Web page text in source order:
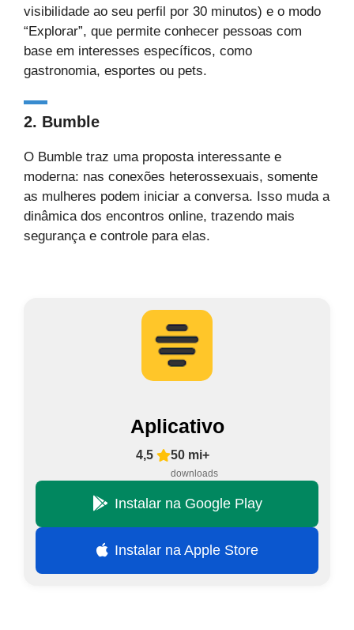
visibilidade ao seu perfil por 30 minutos) e o modo
“Explorar”, que permite conhecer pessoas com
base em interesses específicos, como
gastronomia, esportes ou pets.
2. Bumble
O Bumble traz uma proposta interessante e
moderna: nas conexões heterossexuais, somente
as mulheres podem iniciar a conversa. Isso muda a
dinâmica dos encontros online, trazendo mais
segurança e controle para elas.
Aplicativo
4,5 50 mi+
downloads
Instalar na Google Play
Instalar na Apple Store